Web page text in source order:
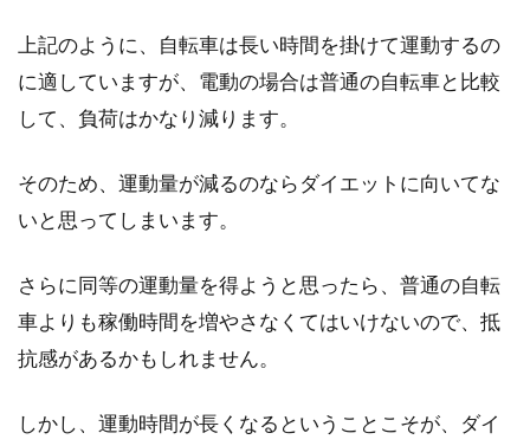
上記のように、自転車は長い時間を掛けて運動するの
に適していますが、電動の場合は普通の自転車と比較
して、負荷はかなり減ります。
そのため、運動量が減るのならダイエットに向いてな
いと思ってしまいます。
さらに同等の運動量を得ようと思ったら、普通の自転
車よりも稼働時間を増やさなくてはいけないので、抵
抗感があるかもしれません。
しかし、運動時間が長くなるということこそが、ダイ